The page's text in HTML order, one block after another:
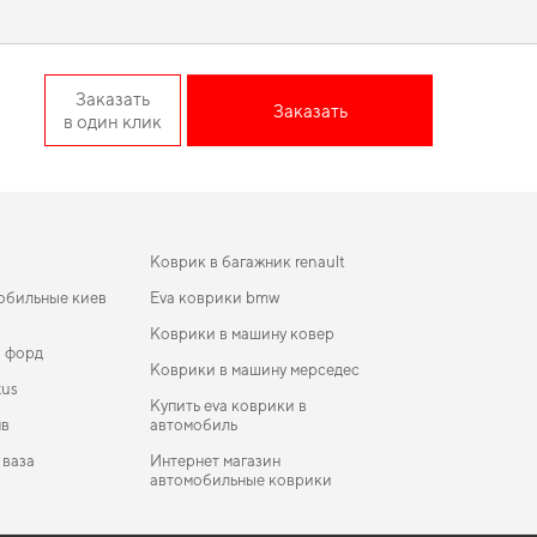
EU Sedan
Заказать
в один клик
Заказать
киев
форд
Коврик в багажник renault
Eva коврики bmw
Коврики в машину ковер
Коврики в машину мерседес
Купить eva коврики в
автомобиль
Интернет магазин
автомобильные коврики